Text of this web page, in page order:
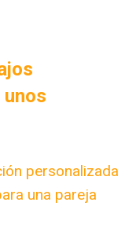
personalizada
una pareja